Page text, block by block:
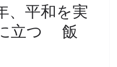
、平和を実
立つ 飯